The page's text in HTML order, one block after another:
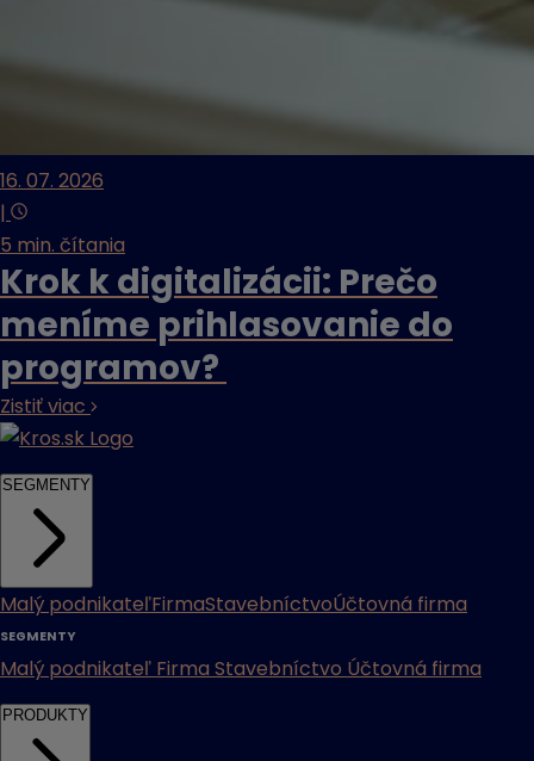
16. 07. 2026
|
5 min. čítania
Krok k digitalizácii: Prečo
meníme prihlasovanie do
programov?
Zistiť viac
SEGMENTY
Malý podnikateľFirmaStavebníctvoÚčtovná firma
SEGMENTY
Malý podnikateľ Firma Stavebníctvo Účtovná firma
PRODUKTY